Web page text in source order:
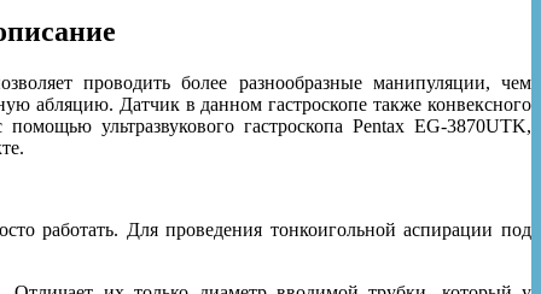
проводить более разнообразные манипуляции, чем
абляцию. Датчик в данном гастроскопе также конвексного
ультразвукового гастроскопа Pentax EG-3870UTK,
работать. Для проведения тонкоигольной аспирации под